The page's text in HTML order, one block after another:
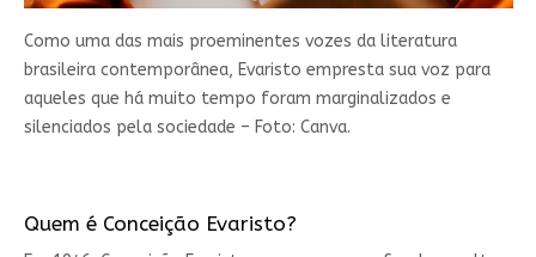
Como uma das mais proeminentes vozes da literatura
brasileira contemporânea, Evaristo empresta sua voz para
aqueles que há muito tempo foram marginalizados e
silenciados pela sociedade – Foto: Canva.
Quem é Conceição Evaristo?